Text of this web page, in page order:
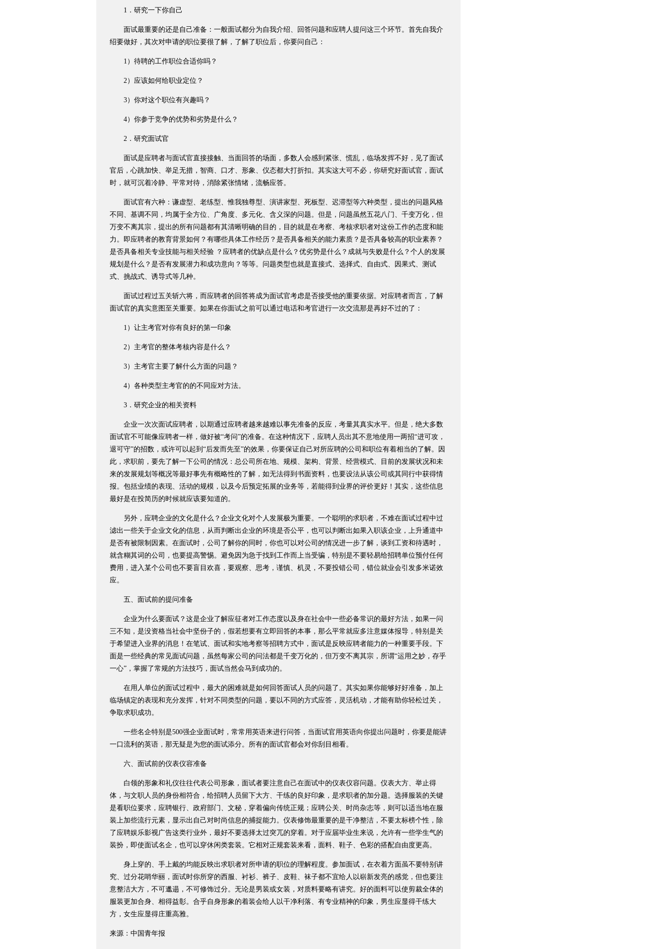
1．研究一下你自己
面试最重要的还是自己准备：一般面试都分为自我介绍、回答问题和应聘人提问这三个环节。首先自我介
绍要做好，其次对申请的职位要很了解，了解了职位后，你要问自己：
1）待聘的工作职位合适你吗？
2）应该如何给职业定位？
3）你对这个职位有兴趣吗？
4）你参于竞争的优势和劣势是什么？
2．研究面试官
面试是应聘者与面试官直接接触、当面回答的场面，多数人会感到紧张、慌乱，临场发挥不好，见了面试
官后，心跳加快、举足无措，智商、口才、形象、仪态都大打折扣。其实这大可不必，你研究好面试官，面试
时，就可沉着冷静、平常对待，消除紧张情绪，流畅应答。
面试官有六种：谦虚型、老练型、惟我独尊型、演讲家型、死板型、迟滞型等六种类型，提出的问题风格
不同、基调不同，均属于全方位、广角度、多元化、含义深的问题。但是，问题虽然五花八门、千变万化，但
万变不离其宗，提出的所有问题都有其清晰明确的目的，目的就是在考察、考核求职者对这份工作的态度和能
力。即应聘者的教育背景如何？有哪些具体工作经历？是否具备相关的能力素质？是否具备较高的职业素养？
是否具备相关专业技能与相关经验 ？应聘者的优缺点是什么？优劣势是什么？成就与失败是什么？个人的发展
规划是什么？是否有发展潜力和成功意向？等等。问题类型也就是直接式、选择式、自由式、因果式、测试
式、挑战式、诱导式等几种。
面试过程过五关斩六将，而应聘者的回答将成为面试官考虑是否接受他的重要依据。对应聘者而言，了解
面试官的真实意图至关重要。如果在你面试之前可以通过电话和考官进行一次交流那是再好不过的了：
1）让主考官对你有良好的第一印象
2）主考官的整体考核内容是什么？
3）主考官主要了解什么方面的问题？
4）各种类型主考官的的不同应对方法。
3．研究企业的相关资料
企业一次次面试应聘者，以期通过应聘者越来越难以事先准备的反应，考量其真实水平。但是，绝大多数
面试官不可能像应聘者一样，做好被“考问”的准备。在这种情况下，应聘人员出其不意地使用一两招“进可攻，
退可守”的招数，或许可以起到“后发而先至”的效果，你要保证自己对所应聘的公司和职位有着相当的了解。因
此，求职前，要先了解一下公司的情况：总公司所在地、规模、架构、背景、经营模式、目前的发展状况和未
来的发展规划等概况等最好事先有概略性的了解，如无法得到书面资料，也要设法从该公司或其同行中获得情
报。包括业绩的表现、活动的规模，以及今后预定拓展的业务等，若能得到业界的评价更好！其实，这些信息
最好是在投简历的时候就应该要知道的。
另外，应聘企业的文化是什么？企业文化对个人发展极为重要。一个聪明的求职者，不难在面试过程中过
滤出一些关于企业文化的信息，从而判断出企业的环境是否公平，也可以判断出如果入职该企业，上升通道中
是否有被限制因素。在面试时，公司了解你的同时，你也可以对公司的情况进一步了解，谈到工资和待遇时，
就含糊其词的公司，也要提高警惕。避免因为急于找到工作而上当受骗，特别是不要轻易给招聘单位预付任何
费用，进入某个公司也不要盲目欢喜，要观察、思考，谨慎、机灵，不要投错公司，错位就业会引发多米诺效
应。
五、面试前的提问准备
企业为什么要面试？这是企业了解应征者对工作态度以及身在社会中一些必备常识的最好方法，如果一问
三不知，是没资格当社会中坚份子的，假若想要有立即回答的本事，那么平常就应多注意媒体报导，特别是关
于希望进入业界的消息！在笔试、面试和实地考察等招聘方式中，面试是反映应聘者能力的一种重要手段。下
面是一些经典的常见面试问题，虽然每家公司的问法都是千变万化的，但万变不离其宗，所谓“运用之妙，存乎
一心”，掌握了常规的方法技巧，面试当然会马到成功的。
在用人单位的面试过程中，最大的困难就是如何回答面试人员的问题了。其实如果你能够好好准备，加上
临场镇定的表现和充分发挥，针对不同类型的问题，要以不同的方式应答，灵活机动，才能有助你轻松过关，
争取求职成功。
一些名企特别是500强企业面试时，常常用英语来进行问答，当面试官用英语向你提出问题时，你要是能讲
一口流利的英语，那无疑是为您的面试添分。所有的面试官都会对你刮目相看。
六、面试前的仪表仪容准备
白领的形象和礼仪往往代表公司形象，面试者要注意自己在面试中的仪表仪容问题。仪表大方、举止得
体，与文职人员的身份相符合，给招聘人员留下大方、干练的良好印象，是求职者的加分题。选择服装的关键
是看职位要求，应聘银行、政府部门、文秘，穿着偏向传统正规；应聘公关、时尚杂志等，则可以适当地在服
装上加些流行元素，显示出自己对时尚信息的捕捉能力。仪表修饰最重要的是干净整洁，不要太标榜个性，除
了应聘娱乐影视广告这类行业外，最好不要选择太过突兀的穿着。对于应届毕业生来说，允许有一些学生气的
装扮，即使面试名企，也可以穿休闲类套装。它相对正规套装来看，面料、鞋子、色彩的搭配自由度更高。
身上穿的、手上戴的均能反映出求职者对所申请的职位的理解程度。参加面试，在衣着方面虽不要特别讲
究、过分花哨华丽，面试时你所穿的西服、衬衫、裤子、皮鞋、袜子都不宜给人以崭新发亮的感觉，但也要注
意整洁大方，不可邋遢，不可修饰过分。无论是男装或女装，对质料要略有讲究。好的面料可以使剪裁全体的
服装更加合身、相得益彰。合乎自身形象的着装会给人以干净利落、有专业精神的印象，男生应显得干练大
方，女生应显得庄重高雅。
来源：中国青年报